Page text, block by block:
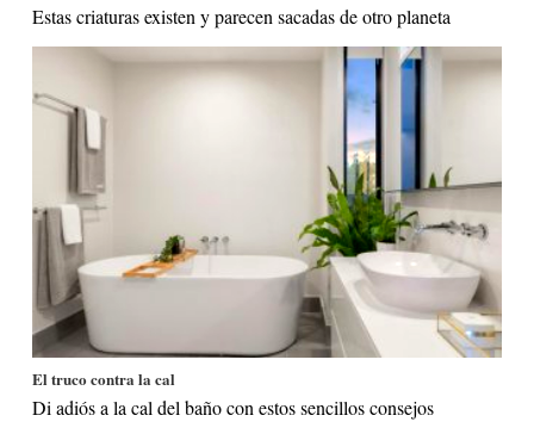
Estas criaturas existen y parecen sacadas de otro planeta
El truco contra la cal
Di adiós a la cal del baño con estos sencillos consejos